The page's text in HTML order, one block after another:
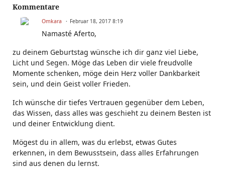
Kommentare
Omkara Februar 18, 2017 8:19
Namasté Aferto,
zu deinem Geburtstag wünsche ich dir ganz viel Liebe,
Licht und Segen. Möge das Leben dir viele freudvolle
Momente schenken, möge dein Herz voller Dankbarkeit
sein, und dein Geist voller Frieden.
Ich wünsche dir tiefes Vertrauen gegenüber dem Leben,
das Wissen, dass alles was geschieht zu deinem Besten ist
und deiner Entwicklung dient.
Mögest du in allem, was du erlebst, etwas Gutes
erkennen, in dem Bewusstsein, dass alles Erfahrungen
sind aus denen du lernst.